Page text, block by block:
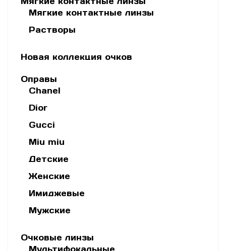
Мягкие контактные линзы
Растворы
Новая коллекция очков
Оправы
Chanel
Dior
Gucci
Miu miu
Детские
Женские
Имиджевые
Мужские
Очковые линзы
Мультифокальные